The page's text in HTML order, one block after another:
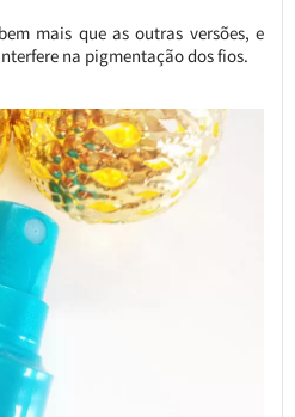
mais que as outras versões, e
na pigmentação dos fios.